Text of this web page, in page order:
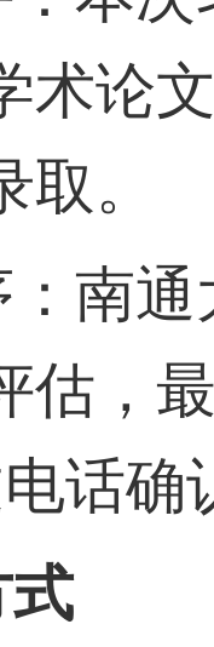
术论
。
南
估，
话确
式